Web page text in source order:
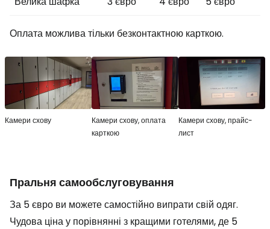
Оплата можлива тільки безконтактною карткою.
Камери схову
Камери схову, оплата
карткою
Камери схову, прайс-
лист
Пральня самообслуговування
За 5 євро ви можете самостійно випрати свій одяг.
Чудова ціна у порівнянні з кращими готелями, де 5